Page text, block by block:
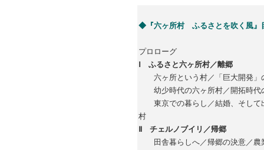
◆『六ヶ所村 ふるさとを吹く風
プロローグ
Ⅰ ふるさと六ヶ所村／離郷
六ヶ所という村／「巨大開発」
幼少時代の六ヶ所村／開拓時代
東京での暮らし／結婚、そして
村
Ⅱ チェルノブイリ／帰郷
田舎暮らしへ／帰郷の決意／農